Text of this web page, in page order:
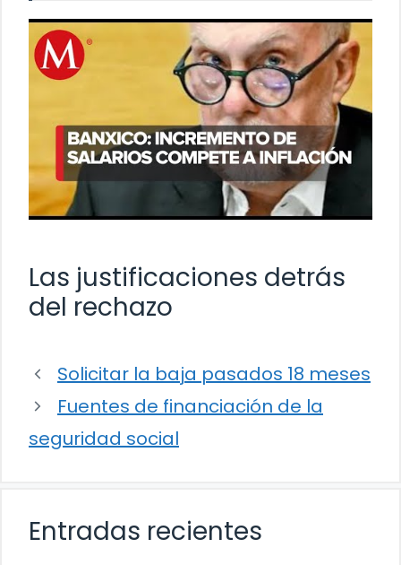
Las justificaciones detrás
del rechazo
Solicitar la baja pasados 18 meses
Fuentes de financiación de la
seguridad social
Entradas recientes